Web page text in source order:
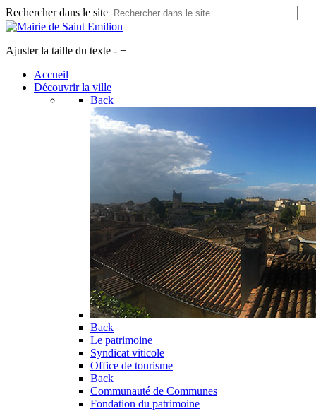
Rechercher dans le site
Ajuster la taille du texte - +
Accueil
Découvrir la ville
Back
Back
Le patrimoine
Syndicat viticole
Office de tourisme
Back
Communauté de Communes
Fondation du patrimoine